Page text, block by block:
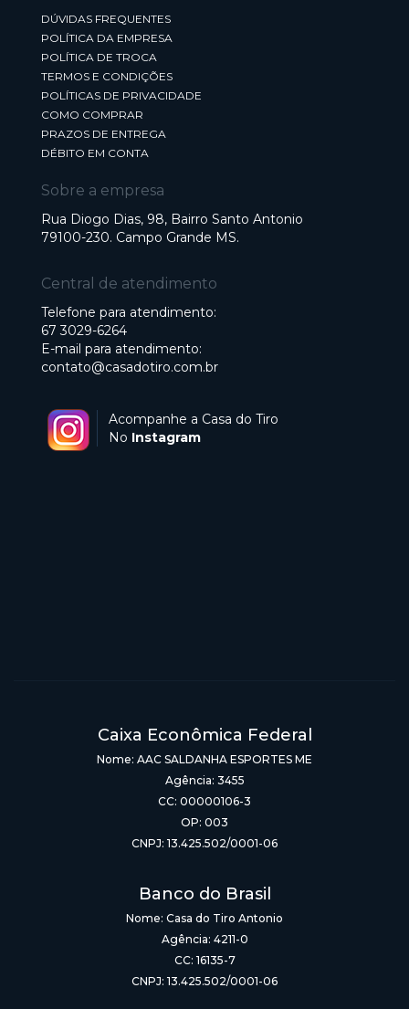
DÚVIDAS FREQUENTES
POLÍTICA DA EMPRESA
POLÍTICA DE TROCA
TERMOS E CONDIÇÕES
POLÍTICAS DE PRIVACIDADE
COMO COMPRAR
PRAZOS DE ENTREGA
DÉBITO EM CONTA
Sobre a empresa
Rua Diogo Dias, 98, Bairro Santo Antonio
79100-230. Campo Grande MS.
Central de atendimento
Telefone para atendimento:
67 3029-6264
E-mail para atendimento:
contato@casadotiro.com.br
Acompanhe a Casa do Tiro
No Instagram
Caixa Econômica Federal
Nome: AAC SALDANHA ESPORTES ME
Agência: 3455
CC: 00000106-3
OP: 003
CNPJ: 13.425.502/0001-06
Banco do Brasil
Nome: Casa do Tiro Antonio
Agência: 4211-0
CC: 16135-7
CNPJ: 13.425.502/0001-06